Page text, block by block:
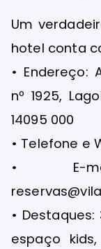
Um
hotel conta
• Endereço:
nº 1925,
14095 000
• Telefone e
• E-
•
espaço